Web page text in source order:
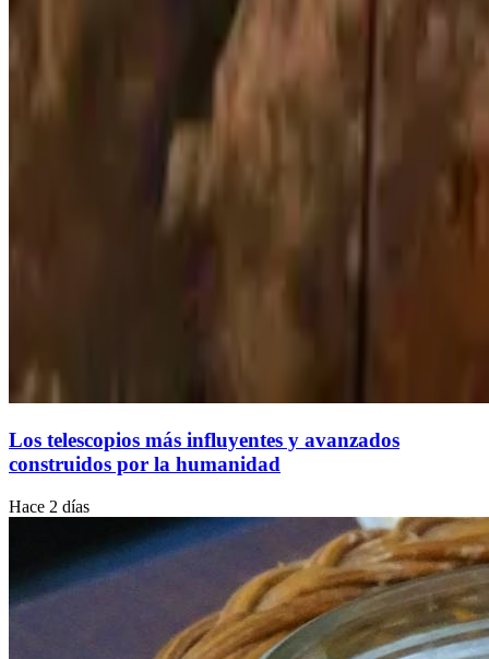
Los telescopios más influyentes y avanzados
construidos por la humanidad
Hace 2 días